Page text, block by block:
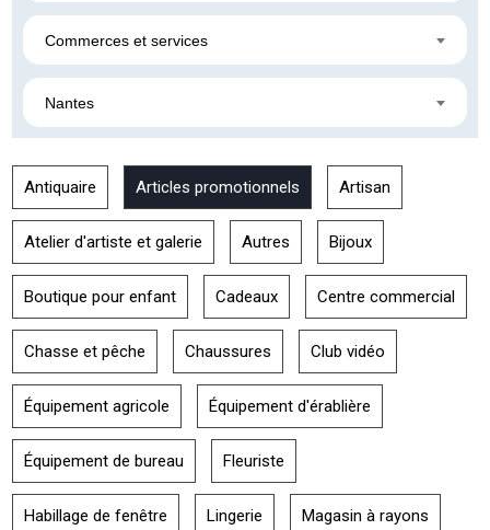
Commerces et services
Nantes
Antiquaire Articles promotionnels Artisan
Atelier d'artiste et galerie Autres Bijoux
Boutique pour enfant Cadeaux Centre commercial
Chasse et pêche Chaussures Club vidéo
Équipement agricole Équipement d'érablière
Équipement de bureau Fleuriste
Habillage de fenêtre Lingerie Magasin à rayons